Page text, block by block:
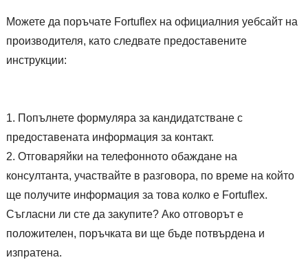
Можете да поръчате Fortuflex на официалния уебсайт на
производителя, като следвате предоставените
инструкции:
Попълнете формуляра за кандидатстване с
предоставената информация за контакт.
Отговаряйки на телефонното обаждане на
консултанта, участвайте в разговора, по време на който
ще получите информация за това колко е Fortuflex.
Съгласни ли сте да закупите? Ако отговорът е
положителен, поръчката ви ще бъде потвърдена и
изпратена.